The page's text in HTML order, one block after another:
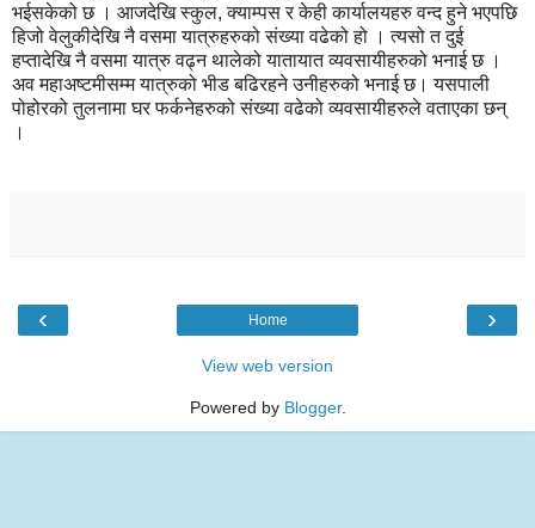
भईसकेको छ । आजदेखि स्कुल, क्याम्पस र केही कार्यालयहरु वन्द हुने भएपछि
हिजो वेलुकीदेखि नै वसमा यात्रुहरुको संख्या वढेको हो । त्यसो त दुई
हप्तादेखि नै वसमा यात्रु वढ्न थालेको यातायात व्यवसायीहरुको भनाई छ ।
अव महाअष्टमीसम्म यात्रुको भीड बढिरहने उनीहरुको भनाई छ। यसपाली
पोहोरको तुलनामा घर फर्कनेहरुको संख्या वढेको व्यवसायीहरुले वताएका छन्
।
‹ ›
Home
View web version
Powered by Blogger.